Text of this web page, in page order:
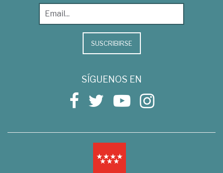
SUSCRIBIRSE
SÍGUENOS EN